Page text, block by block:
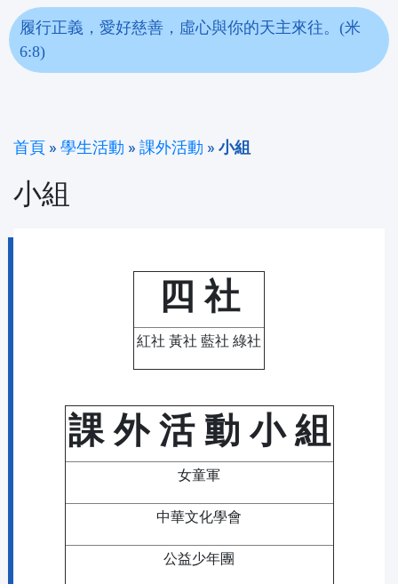
履行正義，愛好慈善，虛心與你的天主來往。(米
6:8)
首頁 » 學生活動 » 課外活動 » 小組
小組
四 社
紅社 黃社 藍社 綠社
課 外 活 動 小 組
女童軍
中華文化學會
公益少年團